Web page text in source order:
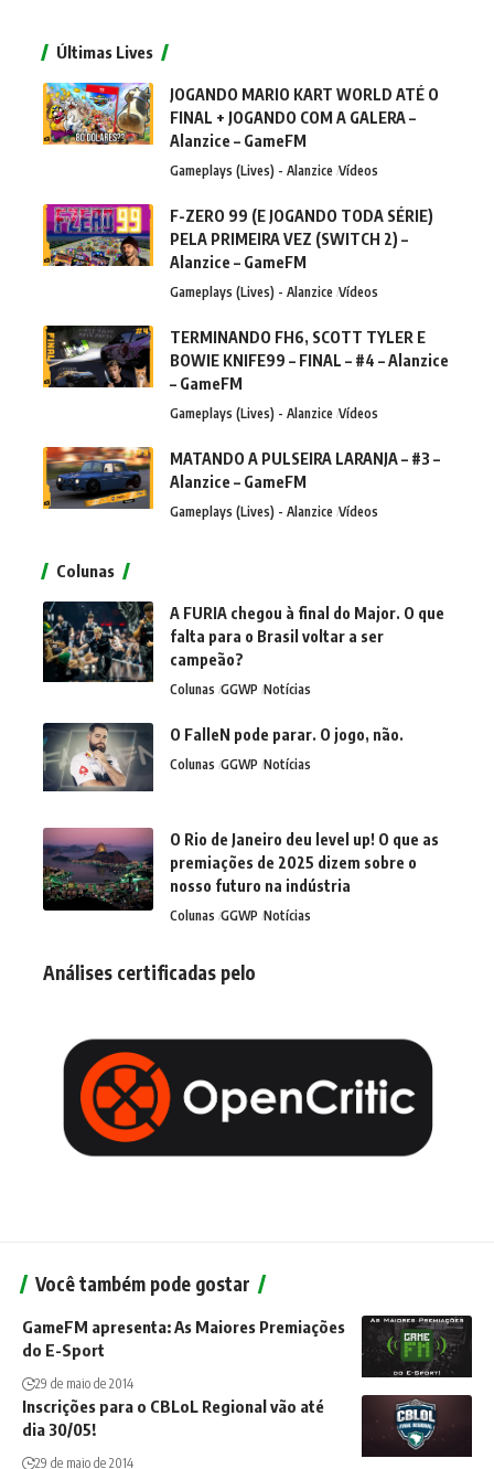
Últimas Lives
JOGANDO MARIO KART WORLD ATÉ O
FINAL + JOGANDO COM A GALERA –
Alanzice – GameFM
Gameplays (Lives) - Alanzice Vídeos
F-ZERO 99 (E JOGANDO TODA SÉRIE)
PELA PRIMEIRA VEZ (SWITCH 2) –
Alanzice – GameFM
Gameplays (Lives) - Alanzice Vídeos
TERMINANDO FH6, SCOTT TYLER E
BOWIE KNIFE99 – FINAL – #4 – Alanzice
– GameFM
Gameplays (Lives) - Alanzice Vídeos
MATANDO A PULSEIRA LARANJA – #3 –
Alanzice – GameFM
Gameplays (Lives) - Alanzice Vídeos
Colunas
A FURIA chegou à final do Major. O que
falta para o Brasil voltar a ser
campeão?
Colunas GGWP Notícias
O FalleN pode parar. O jogo, não.
Colunas GGWP Notícias
O Rio de Janeiro deu level up! O que as
premiações de 2025 dizem sobre o
nosso futuro na indústria
Colunas GGWP Notícias
Análises certificadas pelo
Você também pode gostar
GameFM apresenta: As Maiores Premiações
do E-Sport
29 de maio de 2014
Inscrições para o CBLoL Regional vão até
dia 30/05!
29 de maio de 2014